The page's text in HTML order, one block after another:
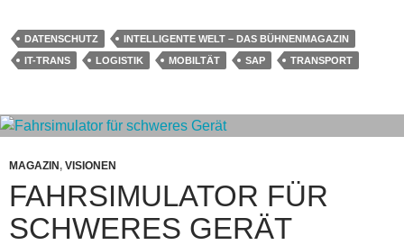
DATENSCHUTZ
INTELLIGENTE WELT – DAS BÜHNENMAGAZIN
IT-TRANS
LOGISTIK MOBILTÄT SAP TRANSPORT
MAGAZIN, VISIONEN
FAHRSIMULATOR FÜR
SCHWERES GERÄT